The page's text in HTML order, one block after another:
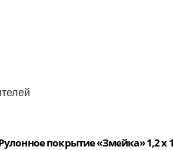
покрытие «Змейка» 1,2 х